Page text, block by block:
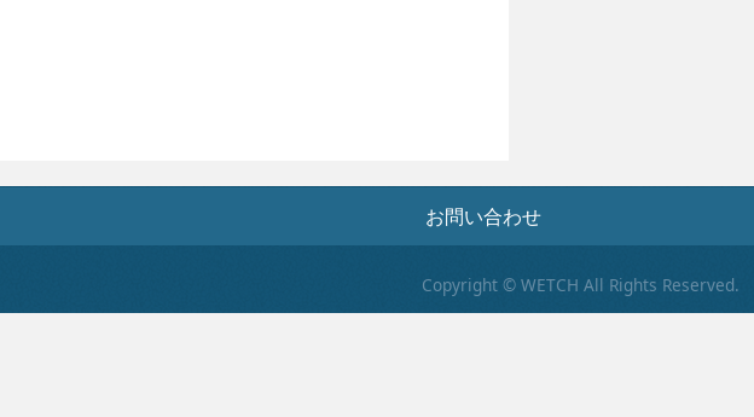
お問い合わせ
Copyright © WETCH All Rights Reserved.